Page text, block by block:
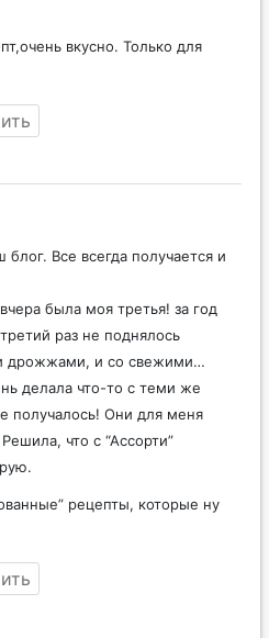
вкусно. Только для
Все всегда получается и
была моя третья! за год
раз не поднялось
дрожжами, и со свежими…
делала что-то с теми же
Они для меня
что с “Ассорти”
рецепты, которые ну